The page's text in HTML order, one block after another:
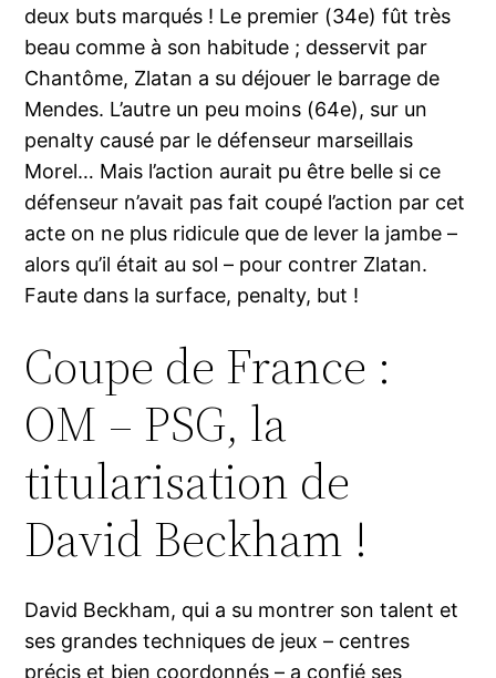
deux buts marqués ! Le premier (34e) fût très
beau comme à son habitude ; desservit par
Chantôme, Zlatan a su déjouer le barrage de
Mendes. L’autre un peu moins (64e), sur un
penalty causé par le défenseur marseillais
Morel… Mais l’action aurait pu être belle si ce
défenseur n’avait pas fait coupé l’action par cet
acte on ne plus ridicule que de lever la jambe –
alors qu’il était au sol – pour contrer Zlatan.
Faute dans la surface, penalty, but !
Coupe de France :
OM – PSG, la
titularisation de
David Beckham !
David Beckham, qui a su montrer son talent et
ses grandes techniques de jeux – centres
précis et bien coordonnés – a confié ses